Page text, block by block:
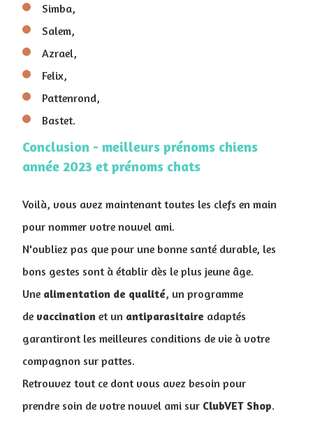
Simba,
Salem,
Azrael,
Felix,
Pattenrond,
Bastet.
Conclusion - meilleurs prénoms chiens
année 2023 et prénoms chats
Voilà, vous avez maintenant toutes les clefs en main
pour nommer votre nouvel ami.
N'oubliez pas que pour une bonne santé durable, les
bons gestes sont à établir dès le plus jeune âge.
Une alimentation de qualité, un programme
de vaccination et un antiparasitaire adaptés
garantiront les meilleures conditions de vie à votre
compagnon sur pattes.
Retrouvez tout ce dont vous avez besoin pour
prendre soin de votre nouvel ami sur ClubVET Shop.